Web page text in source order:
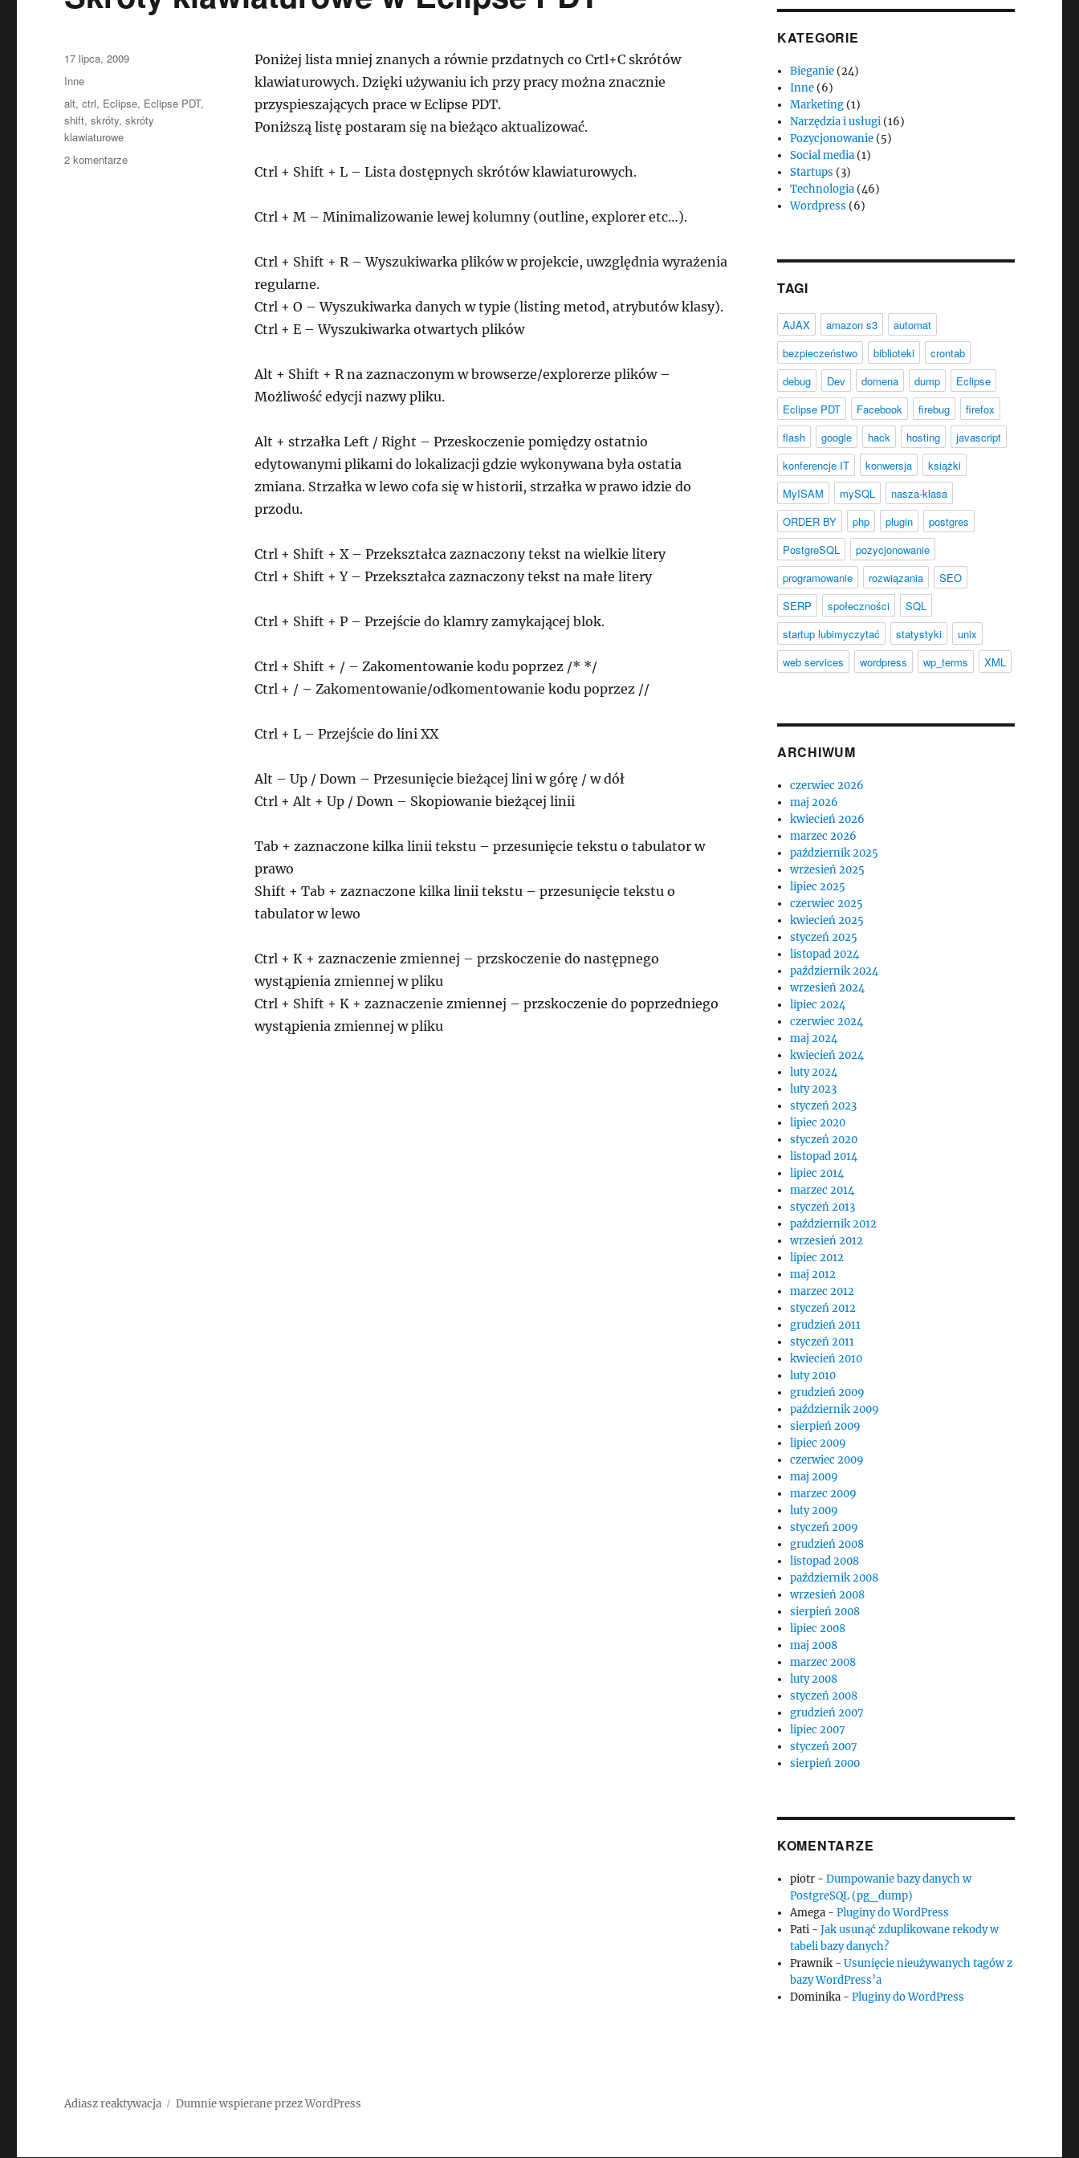
Poniżej lista mniej znanych a równie przdatnych co Crtl+C skrótów
klawiaturowych. Dzięki używaniu ich przy pracy można znacznie
przyspieszających prace w Eclipse PDT.
Poniższą listę postaram się na bieżąco aktualizować.
Ctrl + Shift + L – Lista dostępnych skrótów klawiaturowych.
Ctrl + M – Minimalizowanie lewej kolumny (outline, explorer etc…).
Ctrl + Shift + R – Wyszukiwarka plików w projekcie, uwzględnia wyrażenia
regularne.
Ctrl + O – Wyszukiwarka danych w typie (listing metod, atrybutów klasy).
Ctrl + E – Wyszukiwarka otwartych plików
Alt + Shift + R na zaznaczonym w browserze/explorerze plików –
Możliwość edycji nazwy pliku.
Alt + strzałka Left / Right – Przeskoczenie pomiędzy ostatnio
edytowanymi plikami do lokalizacji gdzie wykonywana była ostatia
zmiana. Strzałka w lewo cofa się w historii, strzałka w prawo idzie do
przodu.
Ctrl + Shift + X – Przekształca zaznaczony tekst na wielkie litery
Ctrl + Shift + Y – Przekształca zaznaczony tekst na małe litery
Ctrl + Shift + P – Przejście do klamry zamykającej blok.
Ctrl + Shift + / – Zakomentowanie kodu poprzez /* */
Ctrl + / – Zakomentowanie/odkomentowanie kodu poprzez //
Ctrl + L – Przejście do lini XX
Alt – Up / Down – Przesunięcie bieżącej lini w górę / w dół
Ctrl + Alt + Up / Down – Skopiowanie bieżącej linii
Tab + zaznaczone kilka linii tekstu – przesunięcie tekstu o tabulator w
prawo
Shift + Tab + zaznaczone kilka linii tekstu – przesunięcie tekstu o
tabulator w lewo
Ctrl + K + zaznaczenie zmiennej – przskoczenie do następnego
wystąpienia zmiennej w pliku
Ctrl + Shift + K + zaznaczenie zmiennej – przskoczenie do poprzedniego
wystąpienia zmiennej w pliku
Data
publikacji
17 lipca, 2009
Kategorie
Inne
Tagi
alt,ctrl, Eclipse, Eclipse PDT,
shift,skróty,skróty
klawiaturowe
2 komentarzedo
KATEGORIE
Bieganie (24)
Inne (6)
Marketing (1)
Narzędzia i usługi (16)
Pozycjonowanie (5)
Social media (1)
Startups (3)
Technologia (46)
Wordpress (6)
TAGI
AJAX amazon s3
automat
bezpieczeństwo
biblioteki
crontab
debug
Dev domena dump
Eclipse
Eclipse PDT
Facebook firebug
firefox
flash
google hack hosting
javascript
konferencje IT
konwersja
książki
MyISAM
mySQL
nasza-klasa
ORDER BY
php plugin
postgres
PostgreSQL
pozycjonowanie
programowanie
rozwiązania
SEO
SERP
społeczności
SQL
startup lubimyczytać
statystyki
unix
web services
wordpress wp_terms XML
ARCHIWUM
czerwiec 2026
maj 2026
kwiecień 2026
marzec 2026
październik 2025
wrzesień 2025
lipiec 2025
czerwiec 2025
kwiecień 2025
styczeń 2025
listopad 2024
październik 2024
wrzesień 2024
lipiec 2024
czerwiec 2024
maj 2024
kwiecień 2024
luty 2024
luty 2023
styczeń 2023
lipiec 2020
styczeń 2020
listopad 2014
lipiec 2014
marzec 2014
styczeń 2013
październik 2012
wrzesień 2012
lipiec 2012
maj 2012
marzec 2012
styczeń 2012
grudzień 2011
styczeń 2011
kwiecień 2010
luty 2010
grudzień 2009
październik 2009
sierpień 2009
lipiec 2009
czerwiec 2009
maj 2009
marzec 2009
luty 2009
styczeń 2009
grudzień 2008
listopad 2008
październik 2008
wrzesień 2008
sierpień 2008
lipiec 2008
maj 2008
marzec 2008
luty 2008
styczeń 2008
grudzień 2007
lipiec 2007
styczeń 2007
sierpień 2000
KOMENTARZE
piotr -Dumpowanie bazy danych w
PostgreSQL (pg_dump)
Amega -Pluginy do WordPress
Pati -Jak usunąć zduplikowane rekody w
tabeli bazy danych?
Prawnik -Usunięcie nieużywanych tagów z
bazy WordPress’a
Dominika -Pluginy do WordPress
Adiasz reaktywacja Dumnie wspierane przez WordPress